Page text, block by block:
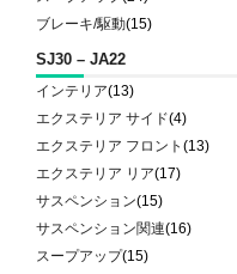
ブレーキ/駆動(15)
SJ30 – JA22
インテリア(13)
エクステリア サイド(4)
エクステリア フロント(13)
エクステリア リア(17)
サスペンション(15)
サスペンション関連(16)
スープアップ(15)